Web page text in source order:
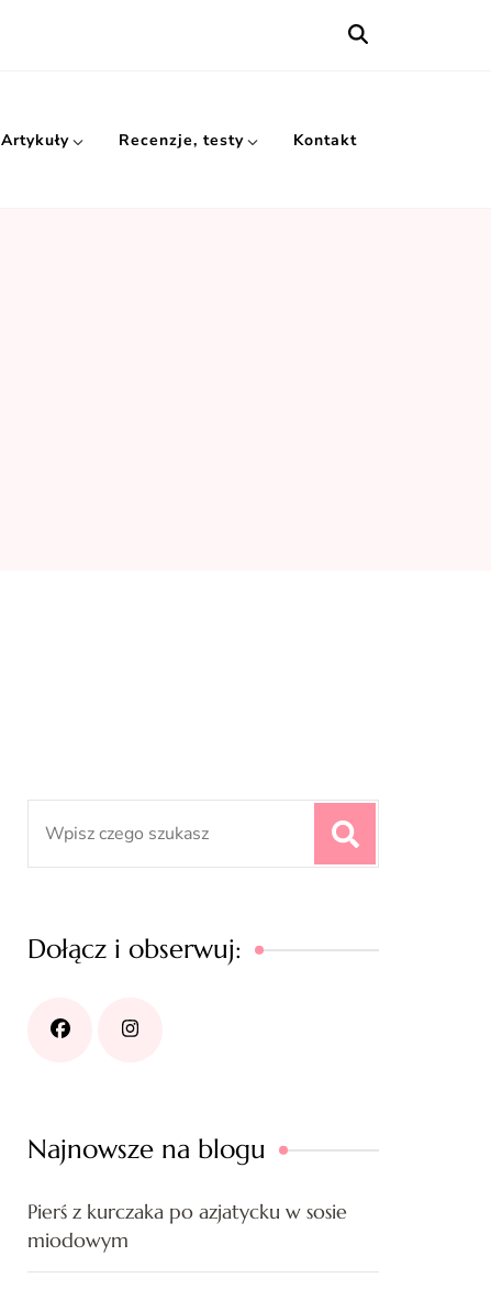
Artykuły Recenzje, testy Kontakt
Dołącz i obserwuj:
Najnowsze na blogu
Pierś z kurczaka po azjatycku w sosie
miodowym